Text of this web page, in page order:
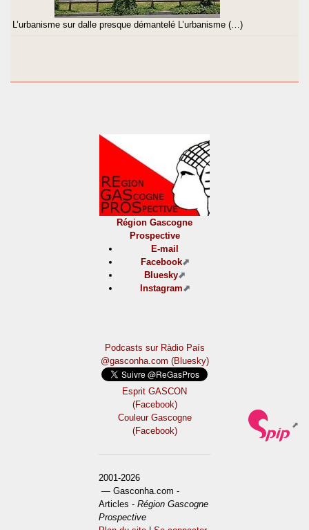
L’urbanisme sur dalle presque démantelé L’urbanisme (…)
Région Gascogne
Prospective
E-mail
Facebook
Bluesky
Instagram
Podcasts sur Ràdio País
@gasconha.com (Bluesky)
Esprit GASCON
(Facebook)
Couleur Gascogne
(Facebook)
2001-2026
— Gasconha.com -
Articles -Région Gascogne
Prospective